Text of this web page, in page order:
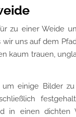
zu einer Weide
wir uns auf dem
kaum trauen,
einige Bilder
in einen dichten